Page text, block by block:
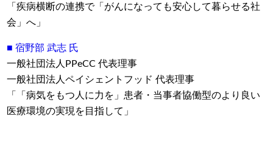
「疾病横断の連携で「がんになっても安心して暮らせる社
会」へ」
■ 宿野部 武志 氏
一般社団法人PPeCC 代表理事
一般社団法人ペイシェントフッド 代表理事
「「病気をもつ人に力を」患者・当事者協働型のより良い
医療環境の実現を目指して」